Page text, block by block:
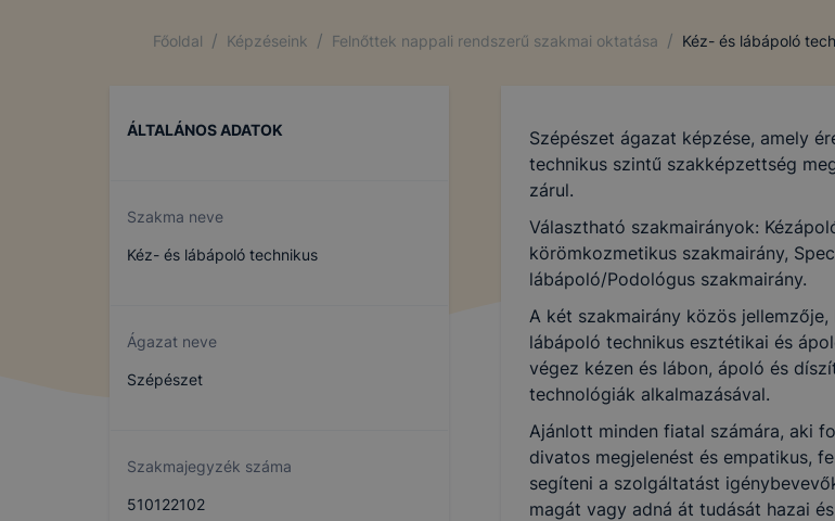
Főoldal / Képzéseink / Felnőttek nappali rendszerű szakmai oktatása / Kéz- és lábápoló
ÁLTALÁNOS ADATOK
Szakma neve
Kéz- és lábápoló technikus
Ágazat neve
Szépészet
Szakmajegyzék száma
510122102
Szépészet ágazat képzése, amely
technikus szintű szakképzettség
zárul.
Választható szakmairányok:
körömkozmetikus szakmairány,
lábápoló/Podológus szakmairány.
A két szakmairány közös
lábápoló technikus esztétikai és
végez kézen és lábon, ápoló és
technológiák alkalmazásával.
Ajánlott minden fiatal számára, aki
divatos megjelenést és empatikus,
segíteni a szolgáltatást
magát vagy adná át tudását hazai